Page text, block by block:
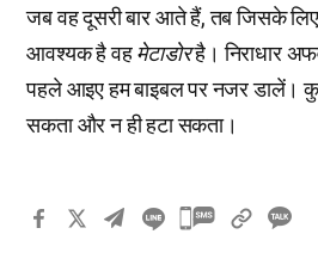
जब वह दूसरी बार आते हैं, तब जिसके लिए
आवश्यक है वहमेटाडोरहै। निराधार
पहले आइए हम बाइबल पर नजर डालें।
सकता और न ही हटा सकता।
카